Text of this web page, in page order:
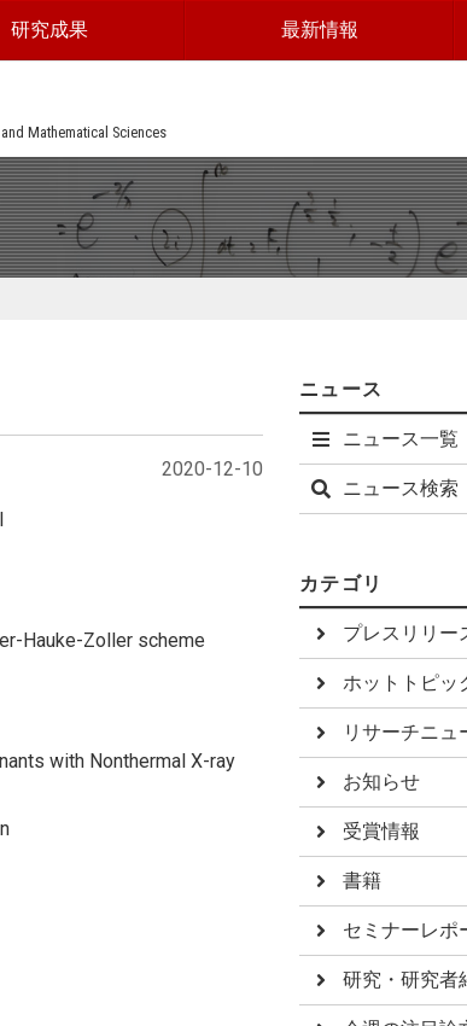
研究成果 最新情報
Mathematical Sciences
2020-12-10
Hauke-Zoller scheme
with Nonthermal X-ray
ニュース
ニュース一覧
ニュース検索
カテゴリ
プレスリリー
ホットトピッ
リサーチニュ
お知らせ
受賞情報
書籍
セミナーレポ
研究・研究者